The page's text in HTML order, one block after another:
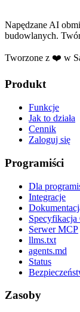
Napędzane AI
budowlanych.
Tworzone z ❤️ w
Produkt
Funkcje
Jak to działa
Cennik
Zaloguj się
Programiści
Dla
Integracje
Serwer MCP
llms.txt
agents.md
Status
Zasoby